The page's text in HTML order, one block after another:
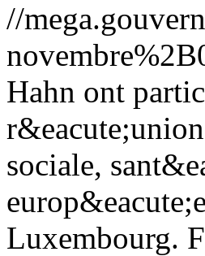
//
Hahn ont
sociale,
Luxembourg.